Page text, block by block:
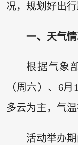
况，规划好出
一、天气
根据气象
（周六）、6
多云为主，气
活动举办